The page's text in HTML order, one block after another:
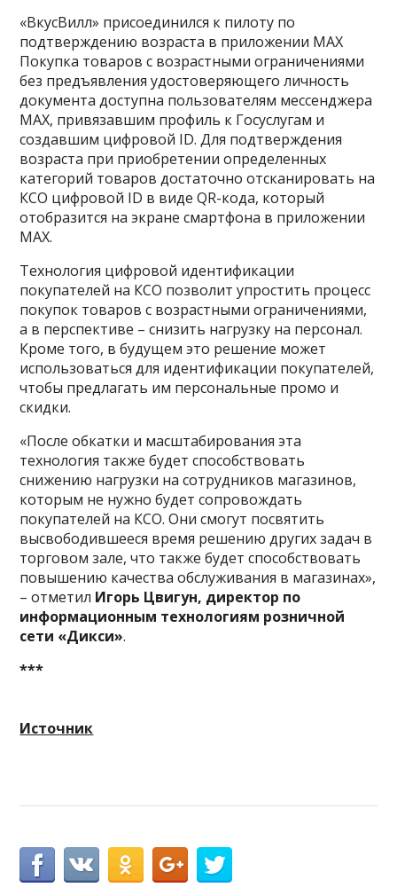
«ВкусВилл» присоединился к пилоту по
подтверждению возраста в приложении МАХ
Покупка товаров с возрастными ограничениями
без предъявления удостоверяющего личность
документа доступна пользователям мессенджера
MAX, привязавшим профиль к Госуслугам и
создавшим цифровой ID. Для подтверждения
возраста при приобретении определенных
категорий товаров достаточно отсканировать на
КСО цифровой ID в виде QR-кода, который
отобразится на экране смартфона в приложении
MAX.
Технология цифровой идентификации
покупателей на КСО позволит упростить процесс
покупок товаров с возрастными ограничениями,
а в перспективе – снизить нагрузку на персонал.
Кроме того, в будущем это решение может
использоваться для идентификации покупателей,
чтобы предлагать им персональные промо и
скидки.
«После обкатки и масштабирования эта
технология также будет способствовать
снижению нагрузки на сотрудников магазинов,
которым не нужно будет сопровождать
покупателей на КСО. Они смогут посвятить
высвободившееся время решению других задач в
торговом зале, что также будет способствовать
повышению качества обслуживания в магазинах»,
– отметил Игорь Цвигун, директор по
информационным технологиям розничной
сети «Дикси».
***
Источник